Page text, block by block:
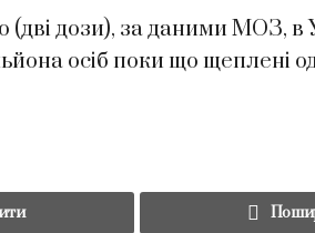
(дві дози), за даними МОЗ, в
осіб поки що щеплені